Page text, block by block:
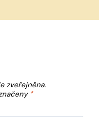
zveřejněna.
*